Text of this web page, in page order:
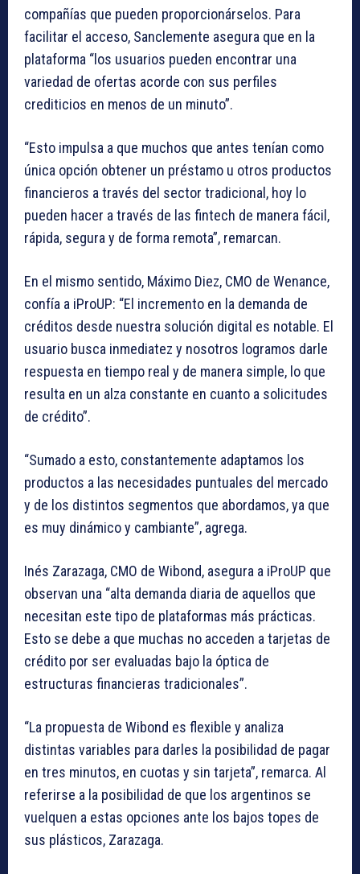
compañías que pueden proporcionárselos. Para
facilitar el acceso, Sanclemente asegura que en la
plataforma “los usuarios pueden encontrar una
variedad de ofertas acorde con sus perfiles
crediticios en menos de un minuto”.
“Esto impulsa a que muchos que antes tenían como
única opción obtener un préstamo u otros productos
financieros a través del sector tradicional, hoy lo
pueden hacer a través de las fintech de manera fácil,
rápida, segura y de forma remota”, remarcan.
En el mismo sentido, Máximo Diez, CMO de Wenance,
confía a iProUP: “El incremento en la demanda de
créditos desde nuestra solución digital es notable. El
usuario busca inmediatez y nosotros logramos darle
respuesta en tiempo real y de manera simple, lo que
resulta en un alza constante en cuanto a solicitudes
de crédito”.
“Sumado a esto, constantemente adaptamos los
productos a las necesidades puntuales del mercado
y de los distintos segmentos que abordamos, ya que
es muy dinámico y cambiante”, agrega.
Inés Zarazaga, CMO de Wibond, asegura a iProUP que
observan una “alta demanda diaria de aquellos que
necesitan este tipo de plataformas más prácticas.
Esto se debe a que muchas no acceden a tarjetas de
crédito por ser evaluadas bajo la óptica de
estructuras financieras tradicionales”.
“La propuesta de Wibond es flexible y analiza
distintas variables para darles la posibilidad de pagar
en tres minutos, en cuotas y sin tarjeta”, remarca. Al
referirse a la posibilidad de que los argentinos se
vuelquen a estas opciones ante los bajos topes de
sus plásticos, Zarazaga.